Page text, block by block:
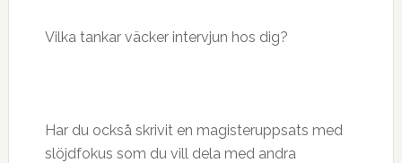
Vilka tankar väcker intervjun hos dig?
Har du också skrivit en magisteruppsats med
slöjdfokus som du vill dela med andra